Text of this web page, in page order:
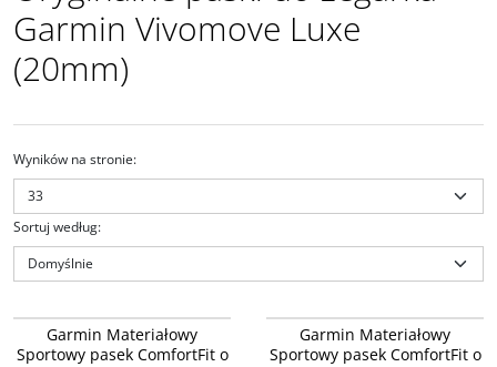
Garmin Vivomove Luxe
(20mm)
Wyników na stronie:
Sortuj według:
Garmin Materiałowy Sportowy
pasek ComfortFit o szerokości
20mm Quick Release - błękitny
Garmin Materiałowy
Sportowy pasek ComfortFit o
Garmin Materiałowy Sportowy
pasek ComfortFit o szerokości
20mm Quick Release - czarny [010-
Garmin Materiałowy
Sportowy pasek ComfortFit o